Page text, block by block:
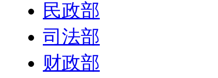
民政部
司法部
财政部